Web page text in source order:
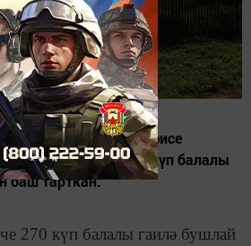
комитеты рәисе
Казанда 230га якын күп балалы
баш тарткан.
270 күп балалы гаилә бушлай